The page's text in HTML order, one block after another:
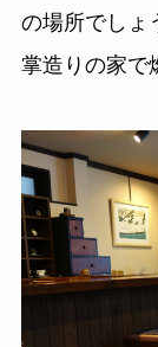
の場所でしょ
掌造りの家で